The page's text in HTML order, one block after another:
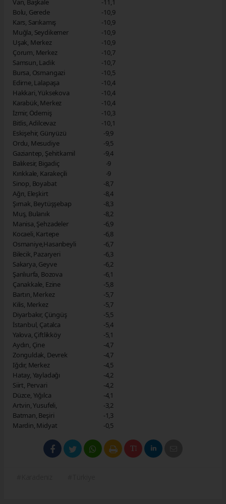
Van, Başkale
-11,1
Bolu, Gerede
-10,9
Kars, Sarıkamış
-10,9
Muğla, Seydikemer
-10,9
Uşak, Merkez
-10,9
Çorum, Merkez
-10,7
Samsun, Ladik
-10,7
Bursa, Osmangazi
-10,5
Edirne, Lalapaşa
-10,4
Hakkari, Yüksekova
-10,4
Karabük, Merkez
-10,4
İzmir, Ödemiş
-10,3
Bitlis, Adilcevaz
-10,1
Eskişehir, Günyüzü
-9,9
Ordu, Mesudiye
-9,5
Gaziantep, Şehitkamil
-9,4
Balıkesir, Bigadiç
-9
Kırıkkale, Karakeçili
-9
Sinop, Boyabat
-8,7
Ağrı, Eleşkirt
-8,4
Şırnak, Beytüşşebap
-8,3
Muş, Bulanık
-8,2
Manisa, Şehzadeler
-6,9
Kocaeli, Kartepe
-6,8
Osmaniye,Hasanbeyli
-6,7
Bilecik, Pazaryeri
-6,3
Sakarya, Geyve
-6,2
Şanlıurfa, Bozova
-6,1
Çanakkale, Ezine
-5,8
Bartın, Merkez
-5,7
Kilis, Merkez
-5,7
Diyarbakır, Çüngüş
-5,5
İstanbul, Çatalca
-5,4
Yalova, Çiftlikköy
-5,1
Aydın, Çine
-4,7
Zonguldak, Devrek
-4,7
Iğdır, Merkez
-4,5
Hatay, Yayladağı
-4,2
Siirt, Pervari
-4,2
Düzce, Yığılca
-4,1
Artvin, Yusufeli,
-3,2
Batman, Beşiri
-1,3
Mardin, Midyat
-0,5